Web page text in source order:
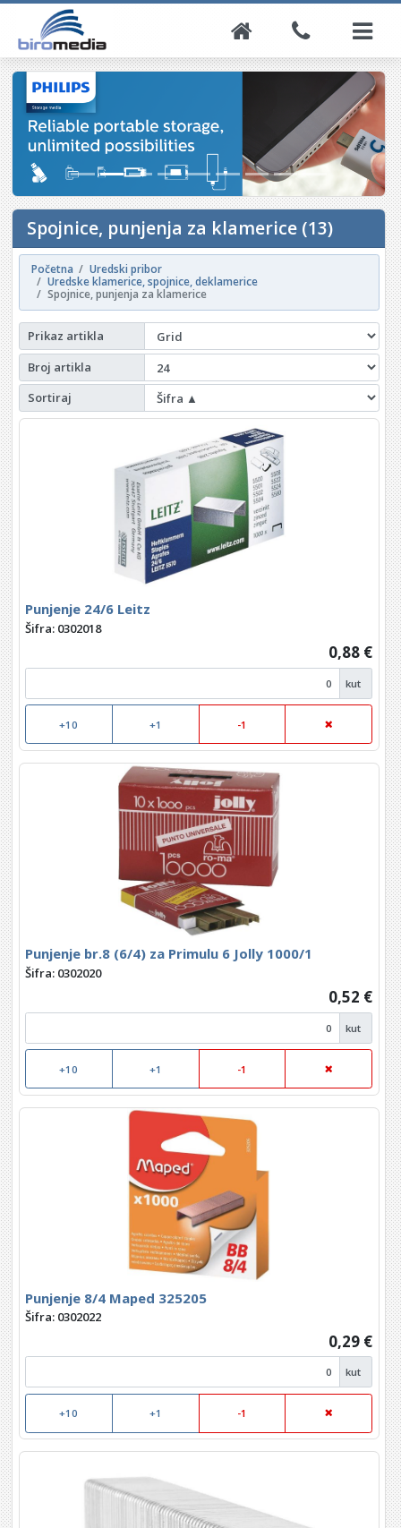
Spojnice, punjenja za klamerice (13)
Početna
Uredski pribor
Uredske klamerice, spojnice, deklamerice
Spojnice, punjenja za klamerice
Prikaz artikla
Broj artikla
Sortiraj
Punjenje 24/6 Leitz
Šifra: 0302018
0,88 €
kut
+10 +1 -1
Punjenje br.8 (6/4) za Primulu 6 Jolly 1000/1
Šifra: 0302020
0,52 €
kut
+10 +1 -1
Punjenje 8/4 Maped 325205
Šifra: 0302022
0,29 €
kut
+10 +1 -1